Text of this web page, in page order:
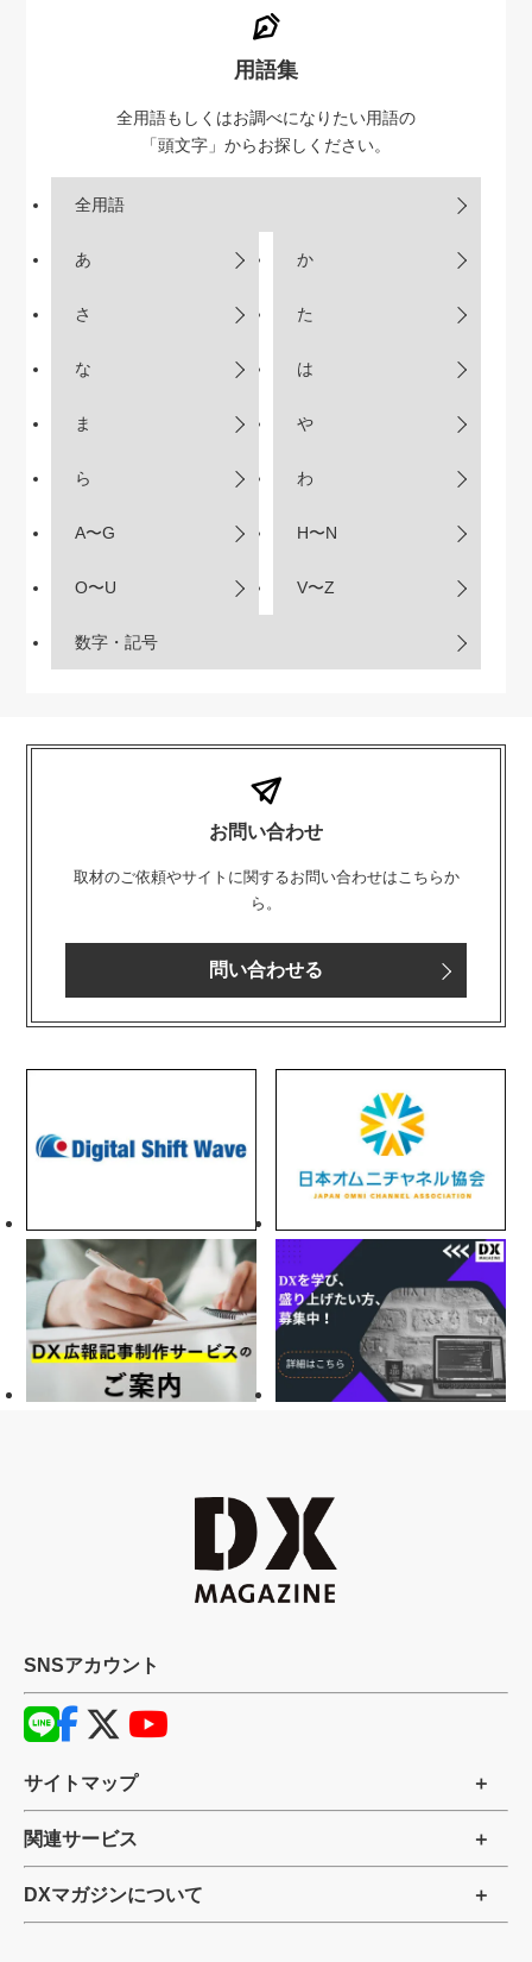
用語集
全用語もしくはお調べになりたい用語の
「頭文字」からお探しください。
全用語
あ か
さ た
な は
ま や
ら わ
A〜G H〜N
O〜U V〜Z
数字・記号
お問い合わせ
取材のご依頼やサイトに関するお問い合わせはこちらか
ら。
問い合わせる
SNSアカウント
サイトマップ
関連サービス
DXマガジンについて